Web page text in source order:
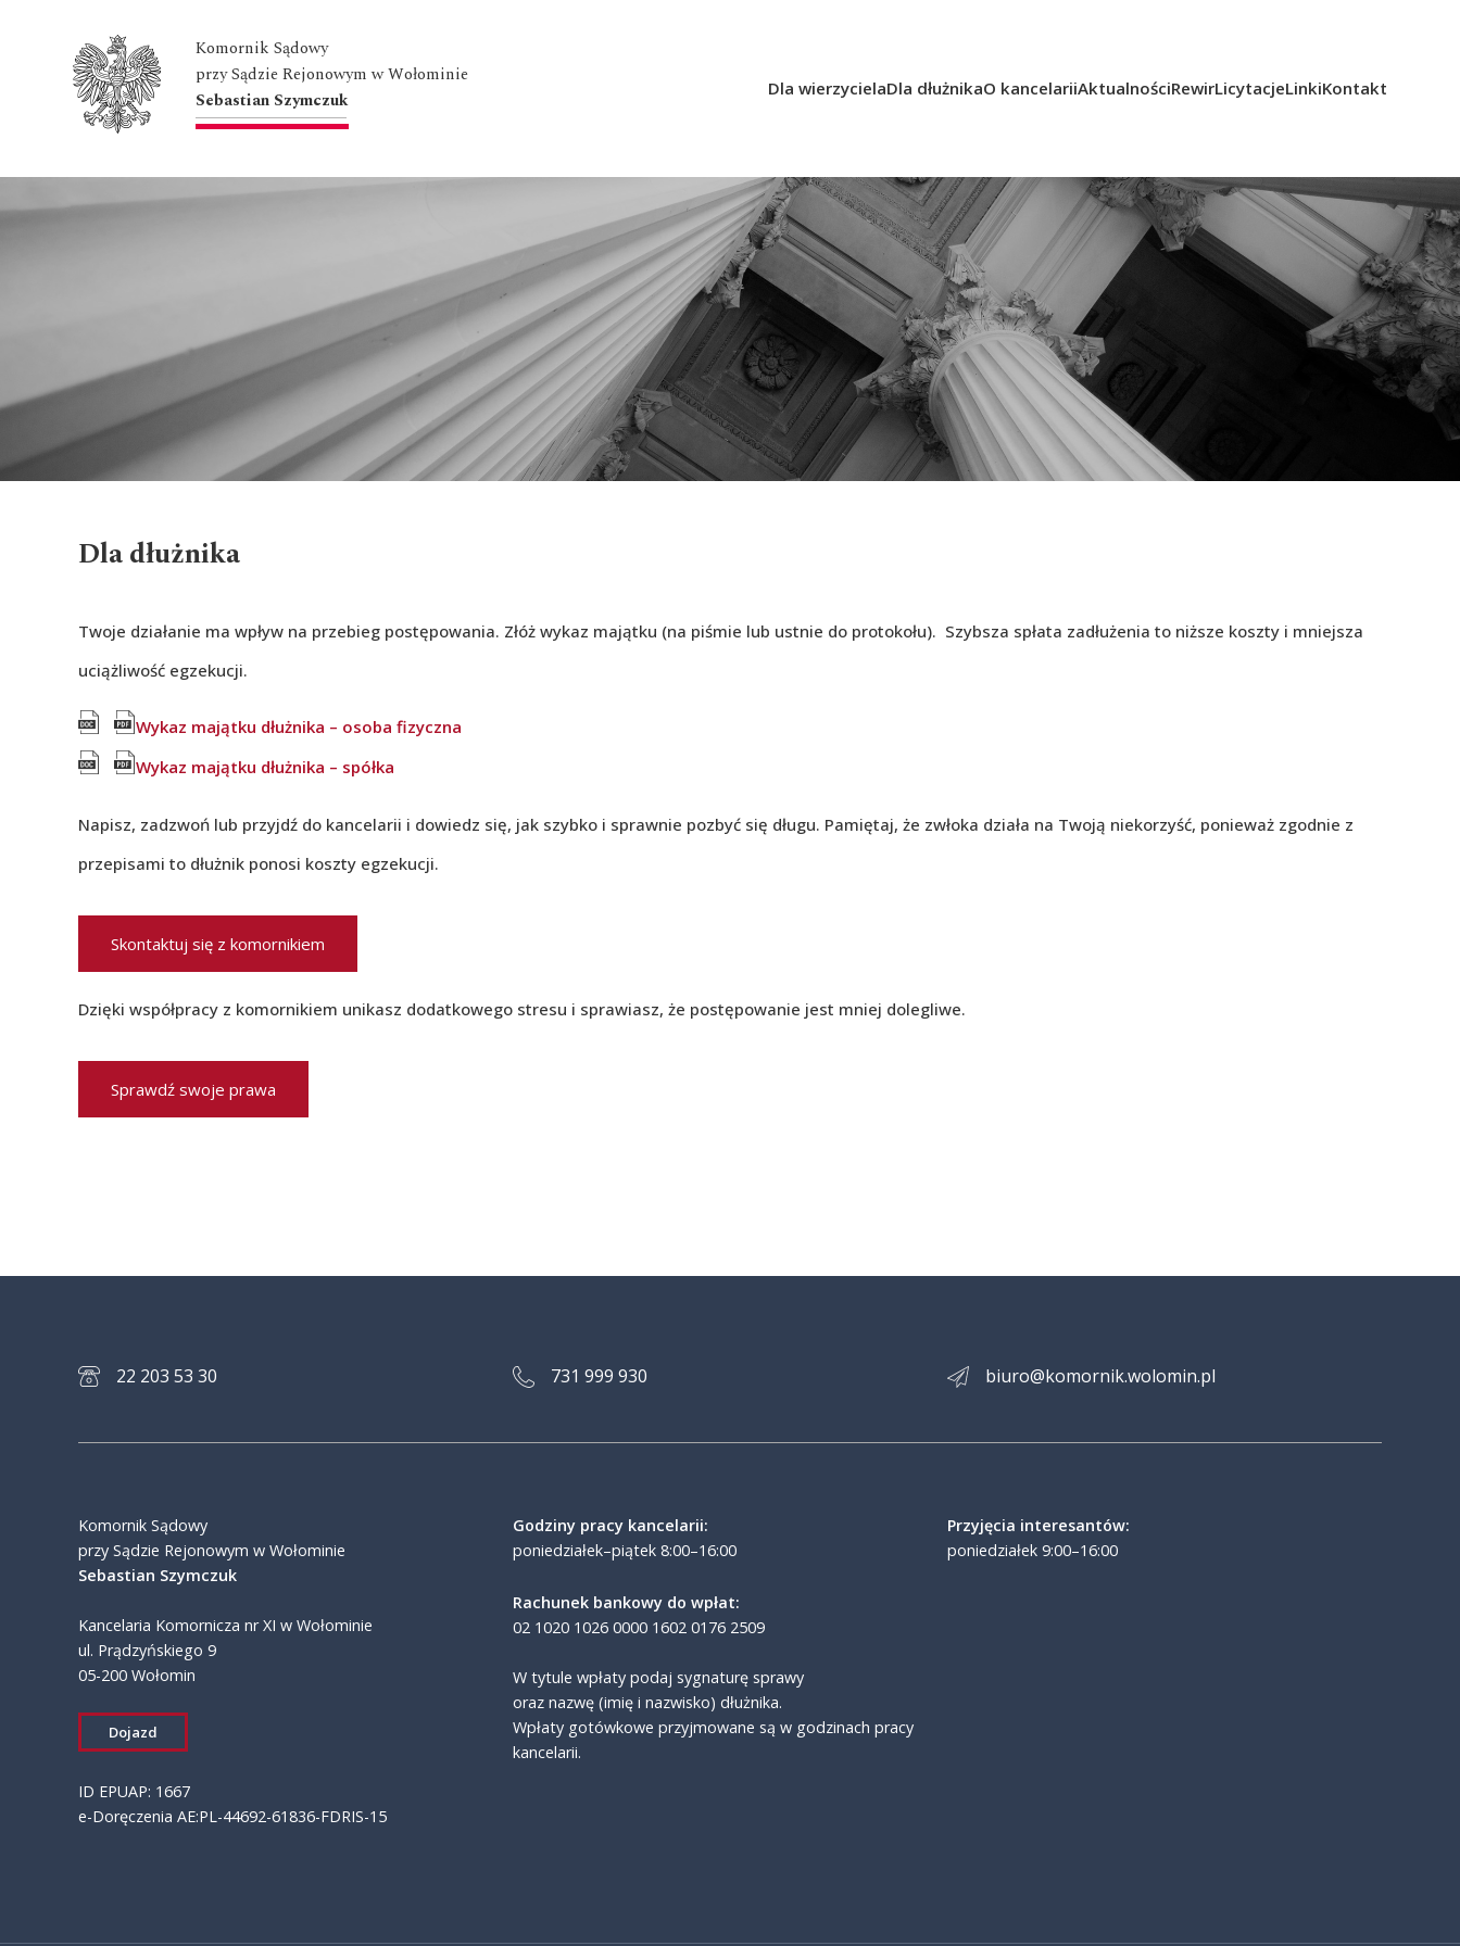
do
Komornik Sądowy
przy Sądzie Rejonowym w Wołominie
Sebastian Szymczuk
Dla wierzycielaDla dłużnikaO kancelariiAktualnościRewirLicytacjeLinkiKontakt
Dla dłużnika
Twoje działanie ma wpływ na przebieg postępowania. Złóż wykaz majątku (na piśmie lub ustnie do protokołu). Szybsza spłata zadłużenia to niższe koszty i mniejsza
uciążliwość egzekucji.
Wykaz majątku dłużnika – osoba fizyczna
Wykaz majątku dłużnika – spółka
Napisz, zadzwoń lub przyjdź do kancelarii i dowiedz się, jak szybko i sprawnie pozbyć się długu. Pamiętaj, że zwłoka działa na Twoją niekorzyść, ponieważ zgodnie z
przepisami to dłużnik ponosi koszty egzekucji.
Skontaktuj się z komornikiem
Dzięki współpracy z komornikiem unikasz dodatkowego stresu i sprawiasz, że postępowanie jest mniej dolegliwe.
Sprawdź swoje prawa
22 203 53 30 731 999 930 biuro@komornik.wolomin.pl
Komornik Sądowy
przy Sądzie Rejonowym w Wołominie
Sebastian Szymczuk
Kancelaria Komornicza nr XI w Wołominie
ul. Prądzyńskiego 9
05-200 Wołomin
Dojazd
ID EPUAP: 1667
e-Doręczenia AE:PL-44692-61836-FDRIS-15
Godziny pracy kancelarii:
poniedziałek–piątek 8:00–16:00
Rachunek bankowy do wpłat:
02 1020 1026 0000 1602 0176 2509
W tytule wpłaty podaj sygnaturę sprawy
oraz nazwę (imię i nazwisko) dłużnika.
Wpłaty gotówkowe przyjmowane są w godzinach pracy
kancelarii.
Przyjęcia interesantów:
poniedziałek 9:00–16:00